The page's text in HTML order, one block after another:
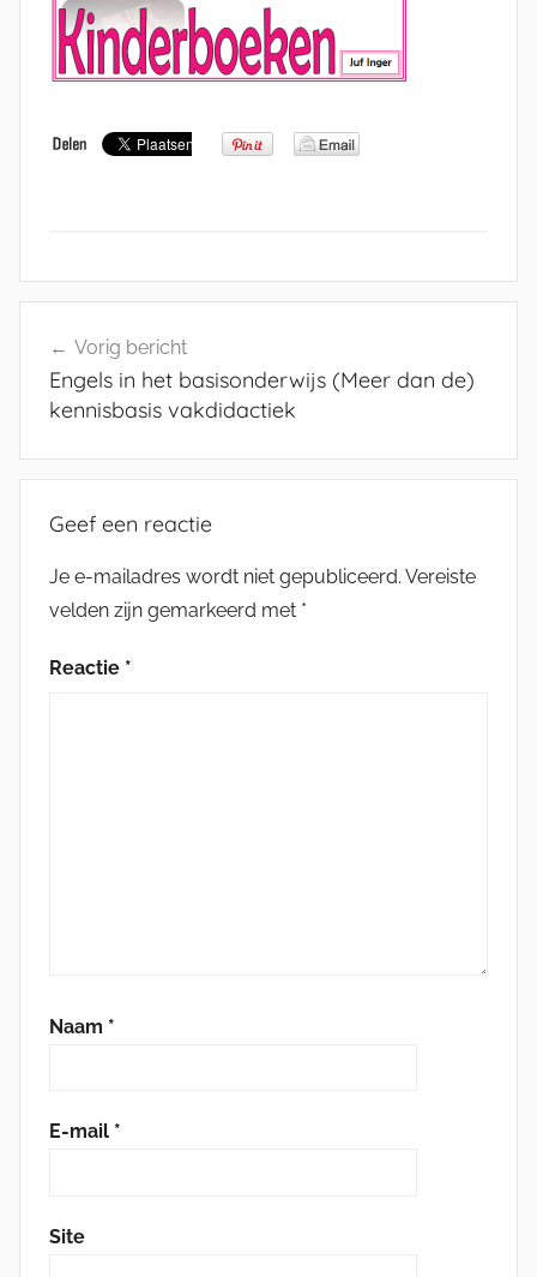
navigatie
Vorig bericht
Engels in het basisonderwijs (Meer dan de)
kennisbasis vakdidactiek
Geef een reactie
Je e-mailadres wordt niet gepubliceerd. Vereiste
velden zijn gemarkeerd met *
Reactie *
Naam *
E-mail *
Site